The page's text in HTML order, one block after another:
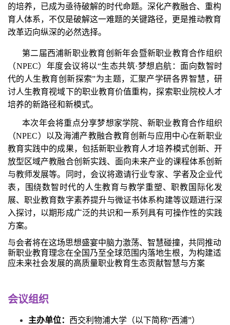
的培养，已成为亟待破解的时代命题。深化产教融合、重构
育人体系，不仅是破解这一难题的关键路径，更是推动教育
改革迈向纵深的必然选择。
第二届西浦新职业教育创新年会暨新职业教育合作组织
（NPEC）年度会议将以“生态共筑·梦想启航：面向数智时
代的人生教育创新探索”为主题，汇聚产学研各界智慧，研
讨人生教育视域下的职业教育价值重构，探索职业院校人才
培养的新路径和新模式。
本次年会将重点分享梦想家学院、新职业教育合作组织
（NPEC）以及海浦产教融合教育创新与应用中心在新职业
教育实践中的成果，包括新职业教育人才培养模式创新、开
放型区域产教融合创新实践、面向未来产业的课程体系创新
与教师发展等。同时，会议将邀请行业专家、学者及企业代
表，围绕数智时代的人生教育与教学重塑、职教国际化发
展、职业教育数字素养提升与微证书体系构建等议题进行深
入探讨，以期形成广泛的共识和一系列具有可操作性的实践
方案。
与会者将在这场思想盛宴中脑力激荡、智慧碰撞，共同推动
新职业教育理念在全国乃至全球范围内落地生根，为构建适
应未来社会发展的高质量职业教育生态贡献智慧与方案
会议组织
主办单位： 西交利物浦大学（以下简称“西浦”）